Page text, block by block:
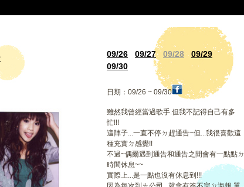
09/26 09/27 09/28
09/29
09/30
日期：09/26 ~ 09/30
雖然我曾經當過歌手.但我不記得自己有多
忙!!!
這陣子...一直不停ㄉ趕通告~但...我很喜歡這
種充實ㄉ感覺!!
不過~偶爾遇到通告和通告之間會有一點點ㄉ
時間休息~~
實際上...是一點也沒有休息到!!!